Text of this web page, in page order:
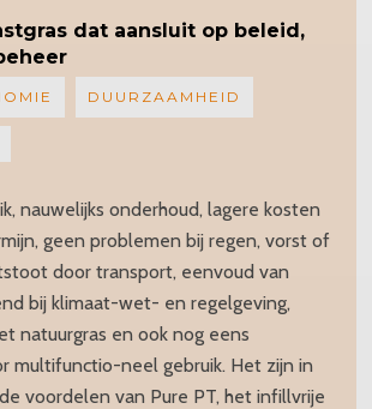
dat aansluit op beleid,
nauwelijks onderhoud, lagere kosten
geen problemen bij regen, vorst of
door transport, eenvoud van
bij klimaat-wet- en regelgeving,
natuurgras en ook nog eens
multifunctio-neel gebruik. Het zijn in
voordelen van Pure PT, het infillvrije
DUURZAAMHEID